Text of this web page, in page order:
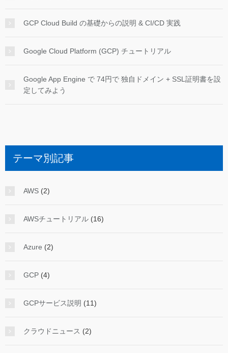
GCP Cloud Build の基礎からの説明 & CI/CD 実践
Google Cloud Platform (GCP) チュートリアル
Google App Engine で 74円で 独自ドメイン + SSL証明書を設
定してみよう
テーマ別記事
AWS (2)
AWSチュートリアル (16)
Azure (2)
GCP (4)
GCPサービス説明 (11)
クラウドニュース (2)